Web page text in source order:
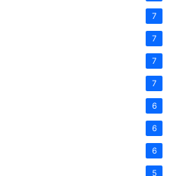
7
7
7
7
6
6
6
5